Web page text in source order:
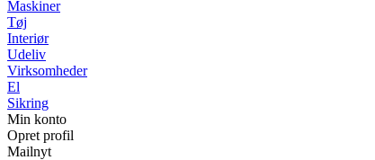
Maskiner
Tøj
Interiør
Udeliv
Virksomheder
El
Sikring
Min konto
Opret profil
Mailnyt